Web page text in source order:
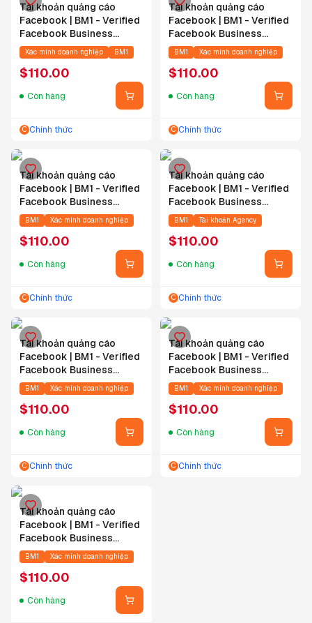
Tài khoản quảng cáo
Facebook | BM1 - Verified
Facebook Business
Manager - Đan Mạch
Xác minh doanh nghiệp BM1
$110.00
Còn hàng
C Chính thức
Tài khoản quảng cáo
Facebook | BM1 - Verified
Facebook Business
Manager - Thái Lan
BM1 Xác minh doanh nghiệp
$110.00
Còn hàng
C Chính thức
Tài khoản quảng cáo
Facebook | BM1 - Verified
Facebook Business
Manager - Algeria
BM1 Xác minh doanh nghiệp
$110.00
Còn hàng
C Chính thức
Tài khoản quảng cáo
Facebook | BM1 - Verified
Facebook Business
Manager - Bồ Đào Nha
BM1 Tài khoản Agency
$110.00
Còn hàng
C Chính thức
Tài khoản quảng cáo
Facebook | BM1 - Verified
Facebook Business
Manager - Hungary
BM1 Xác minh doanh nghiệp
$110.00
Còn hàng
C Chính thức
Tài khoản quảng cáo
Facebook | BM1 - Verified
Facebook Business
Manager - Romania
BM1 Xác minh doanh nghiệp
$110.00
Còn hàng
C Chính thức
Tài khoản quảng cáo
Facebook | BM1 - Verified
Facebook Business
Manager - Tunisia
BM1 Xác minh doanh nghiệp
$110.00
Còn hàng